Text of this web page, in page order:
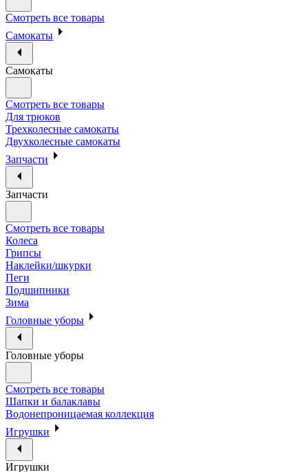
Смотреть все товары
Самокаты
Самокаты
Смотреть все товары
Для трюков
Трехколесные самокаты
Двухколесные самокаты
Запчасти
Запчасти
Смотреть все товары
Колеса
Грипсы
Наклейки/шкурки
Пеги
Подшипники
Зима
Головные уборы
Головные уборы
Смотреть все товары
Шапки и балаклавы
Водонепроницаемая коллекция
Игрушки
Игрушки